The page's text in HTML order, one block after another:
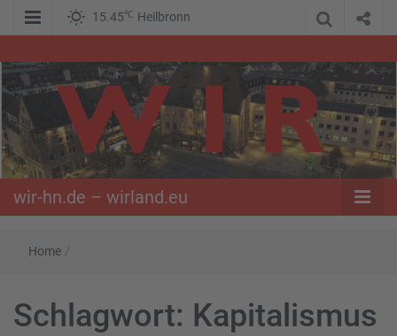
15.45℃ Heilbronn
wir-hn.de –
wirland.eu
wir-hn.de – wirland.eu
Home /
Schlagwort: Kapitalismus